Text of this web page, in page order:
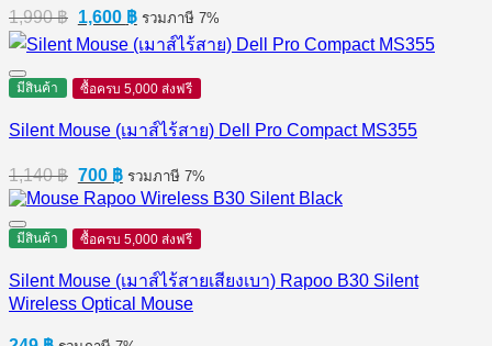
1,990฿ Original
price
was:
1,990 ฿.
1,600 ฿Current
price
is:
1,600 ฿.
รวมภาษี 7%
มีสินค้า ซื้อครบ 5,000 ส่งฟรี
Silent Mouse (เมาส์ไร้สาย) Dell Pro Compact MS355
1,140฿ Original
price
was:
1,140 ฿.
700 ฿Current
price
is:
700 ฿.
รวมภาษี 7%
มีสินค้า ซื้อครบ 5,000 ส่งฟรี
Silent Mouse (เมาส์ไร้สายเสียงเบา) Rapoo B30 Silent
Wireless Optical Mouse